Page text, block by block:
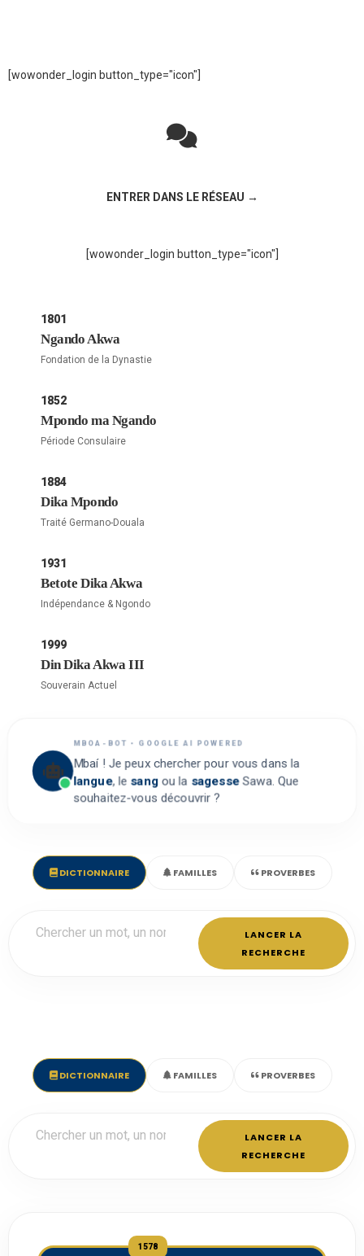
[wowonder_login button_type="icon"]
ENTRER DANS LE RÉSEAU →
[wowonder_login button_type="icon"]
1801
Ngando Akwa
Fondation de la Dynastie
1852
Mpondo ma Ngando
Période Consulaire
1884
Dika Mpondo
Traité Germano-Douala
1931
Betote Dika Akwa
Indépendance & Ngondo
1999
Din Dika Akwa III
Souverain Actuel
MBOA-BOT • GOOGLE AI POWERED
Mbaí ! Je peux chercher pour vous dans la
langue, le sangou la sagesseSawa. Que
souhaitez-vous découvrir ?
DICTIONNAIRE FAMILLES PROVERBES
LANCER LA
RECHERCHE
DICTIONNAIRE FAMILLES PROVERBES
LANCER LA
RECHERCHE
1578